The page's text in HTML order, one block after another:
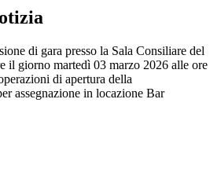
di gara presso la Sala Consiliare del
il giorno martedì 03 marzo 2026 alle ore
di apertura della
assegnazione in locazione Bar